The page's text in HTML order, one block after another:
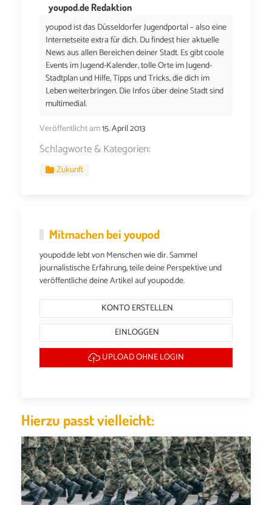
youpod.de Redaktion
youpod ist das Düsseldorfer Jugendportal – also eine
Internetseite extra für dich. Du findest hier aktuelle
News aus allen Bereichen deiner Stadt. Es gibt coole
Events im Jugend-Kalender, tolle Orte im Jugend-
Stadtplan und Hilfe, Tipps und Tricks, die dich im
Leben weiterbringen. Die Infos über deine Stadt sind
multimedial.
Veröffentlicht am15. April 2013
Schlagworte & Kategorien:
Zukunft
Mitmachen bei youpod
youpod.de lebt von Menschen wie dir. Sammel
journalistische Erfahrung, teile deine Perspektive und
veröffentliche deine Artikel auf youpod.de.
KONTO ERSTELLEN
EINLOGGEN
UPLOAD OHNE LOGIN
Hierzu passt vielleicht: